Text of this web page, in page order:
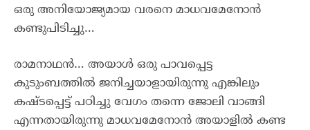
ഒരു അനിയോജ്യമായ വരനെ മാധവമേനോൻ
കണ്ടുപിടിച്ചു…
രാമനാഥൻ… അയാൾ ഒരു പാവപ്പെട്ട
കുടുംബത്തിൽ ജനിച്ചയാളായിരുന്നു എങ്കിലും
കഷ്ടപ്പെട്ട് പഠിച്ചു വേഗം തന്നെ ജോലി വാങ്ങി
എന്നതായിരുന്നു മാധവമേനോൻ അയാളിൽ കണ്ട